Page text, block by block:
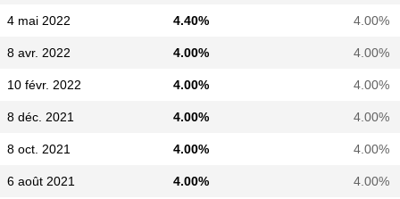
4 mai 2022 4.40% 4.00%
8 avr. 2022 4.00% 4.00%
10 févr. 2022 4.00% 4.00%
8 déc. 2021 4.00% 4.00%
8 oct. 2021 4.00% 4.00%
6 août 2021 4.00% 4.00%